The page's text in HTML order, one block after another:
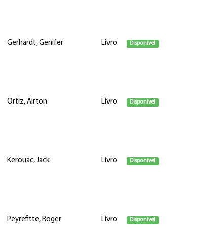
Gerhardt, Genifer Livro Disponível
Ortiz, Airton Livro Disponível
Kerouac, Jack Livro Disponível
Peyrefitte, Roger Livro Disponível